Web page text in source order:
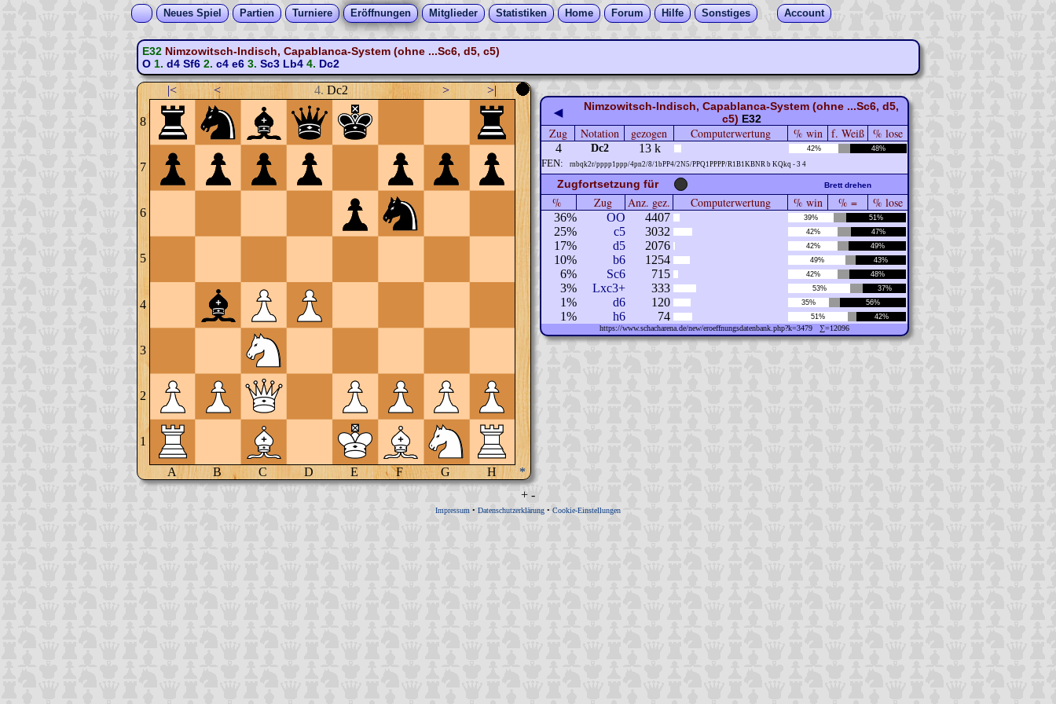
Neues Spiel Partien Turniere Eröffnungen Mitglieder Statistiken Home Forum Hilfe Sonstiges Account
E32 Nimzowitsch-Indisch, Capablanca-System (ohne ...Sc6, d5, c5)
O1. d4 Sf62. c4 e63. Sc3 Lb44. Dc2
|< < 4. Dc2 > >|
8
7
6
5
4
3
2
1
A B C D E F G H *
◀
Nimzowitsch-Indisch, Capablanca-System (ohne ...Sc6, d5,
c5) E32
Zug Notation gezogen Computerwertung % win f. Weiß % lose
4 Dc2 13 k 42% 48%
FEN: rnbqk2r/pppp1ppp/4pn2/8/1bPP4/2N5/PPQ1PPPP/R1B1KBNR b KQkq - 3 4
Zugfortsetzung für Brett drehen
% Zug Anz. gez. Computerwertung % win % = % lose
36% OO 4407 39% 51%
25% c5 3032 42% 47%
17% d5 2076 42% 49%
10% b6 1254 49% 43%
6% Sc6 715 42% 48%
3% Lxc3+ 333 53% 37%
1% d6 120 35% 56%
1% h6 74 51% 42%
https://www.schacharena.de/new/eroeffnungsdatenbank.php?k=3479 ∑=12096
+ -
Impressum • Datenschutzerklärung • Cookie-Einstellungen